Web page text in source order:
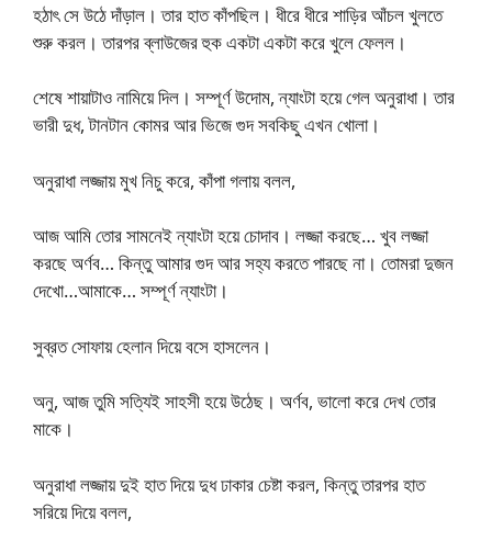
হঠাৎ সে উঠে দাঁড়াল। তার হাত কাঁপছিল। ধীরে ধীরে শাড়ির আঁচল খুলতে
শুরু করল। তারপর ব্লাউজের হুক একটা একটা করে খুলে ফেলল।
শেষে শায়াটাও নামিয়ে দিল। সম্পূর্ণ উদোম, ন্যাংটা হয়ে গেল অনুরাধা। তার
ভারী দুধ, টানটান কোমর আর ভিজে গুদ সবকিছু এখন খোলা।
অনুরাধা লজ্জায় মুখ নিচু করে, কাঁপা গলায় বলল,
আজ আমি তোর সামনেই ন্যাংটা হয়ে চোদাব। লজ্জা করছে… খুব লজ্জা
করছে অর্ণব… কিন্তু আমার গুদ আর সহ্য করতে পারছে না। তোমরা দুজন
দেখো…আমাকে… সম্পূর্ণ ন্যাংটা।
সুব্রত সোফায় হেলান দিয়ে বসে হাসলেন।
অনু, আজ তুমি সত্যিই সাহসী হয়ে উঠেছ। অর্ণব, ভালো করে দেখ তোর
মাকে।
অনুরাধা লজ্জায় দুই হাত দিয়ে দুধ ঢাকার চেষ্টা করল, কিন্তু তারপর হাত
সরিয়ে দিয়ে বলল,